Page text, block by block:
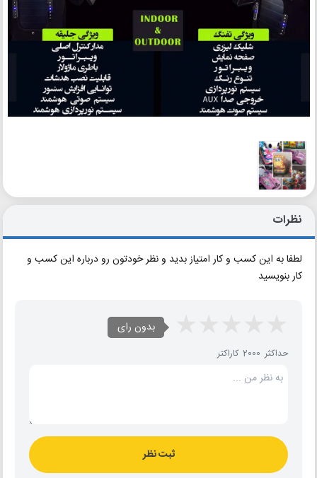
نظرات
لطفا به این کسب و کار امتیاز بدید و نظر خودتون رو درباره این کسب و
کار بنویسید
بدون رای
حداکثر 2000 کاراکتر
ثبت نظر